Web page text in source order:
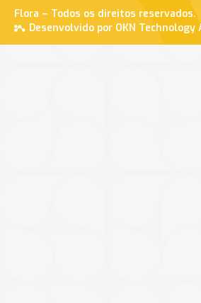
Flora – Todos os direitos reservados.
Desenvolvido por OKN Technology